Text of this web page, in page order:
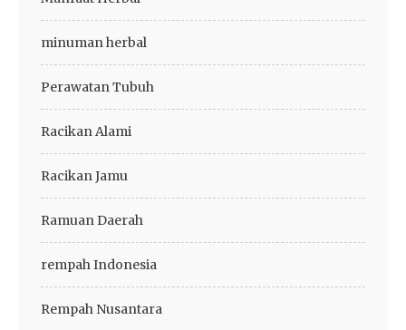
minuman herbal
Perawatan Tubuh
Racikan Alami
Racikan Jamu
Ramuan Daerah
rempah Indonesia
Rempah Nusantara